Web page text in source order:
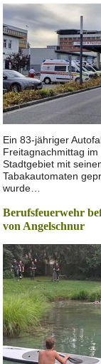
Ein 83-jähriger
Freitagnachmittag
Stadtgebiet mit
Tabakautomaten
wurde…
Berufsfeuerwehr
von Angelschnur